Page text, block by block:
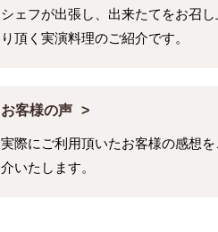
シェフが出張し、出来たてをお召
り頂く実演料理のご紹介です。
お客様の声
実際にご利用頂いたお客様の感想を
介いたします。